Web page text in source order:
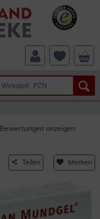
Bewertungen anzeigen
Teilen Merken